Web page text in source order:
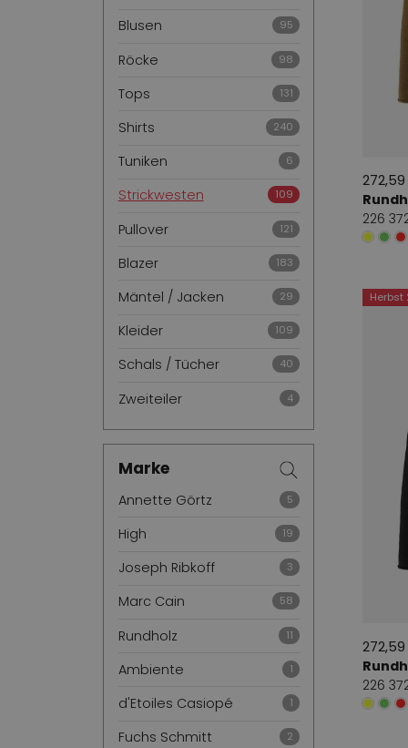
Blusen 95
Röcke 98
Tops 131
Shirts 240
Tuniken 6
Strickwesten 109
Pullover 121
Blazer 183
Mäntel / Jacken 29
Kleider 109
Schals / Tücher 40
Zweiteiler 4
Marke
Annette Görtz 5
High 19
Joseph Ribkoff 3
Marc Cain 58
Rundholz 11
Ambiente 1
d'Etoiles Casiopé 1
Fuchs Schmitt 2
272,59
226 372
Herbst
272,59
226 372